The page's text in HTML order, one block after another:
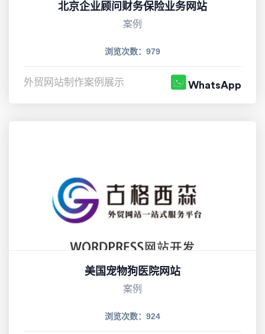
北京企业顾问财务保险业务网站
案例
浏览次数：979
外贸网站制作案例展示 WhatsApp
美国宠物狗医院网站
案例
浏览次数：924